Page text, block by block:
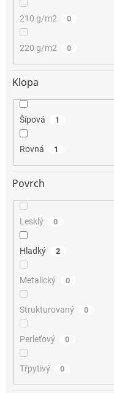
210 g/m2 0
220 g/m2 0
Klopa
Šípová 1
Rovná 1
Povrch
Lesklý 0
Hladký 2
Metalický 0
Strukturovaný 0
Perleťový 0
Třpytivý 0